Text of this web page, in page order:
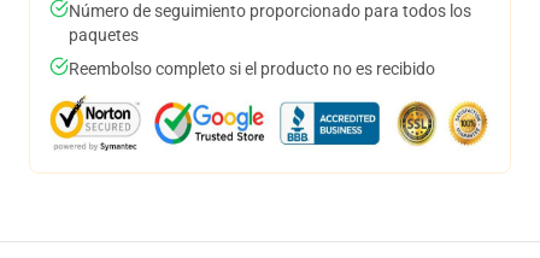
Número de seguimiento proporcionado para todos los
paquetes
Reembolso completo si el producto no es recibido